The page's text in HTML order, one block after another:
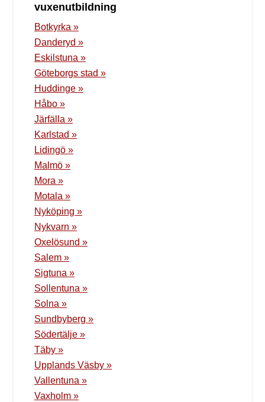
vuxenutbildning
Botkyrka »
Danderyd »
Eskilstuna »
Göteborgs stad »
Huddinge »
Håbo »
Järfälla »
Karlstad »
Lidingö »
Malmö »
Mora »
Motala »
Nyköping »
Nykvarn »
Oxelösund »
Salem »
Sigtuna »
Sollentuna »
Solna »
Sundbyberg »
Södertälje »
Täby »
Upplands Väsby »
Vallentuna »
Vaxholm »